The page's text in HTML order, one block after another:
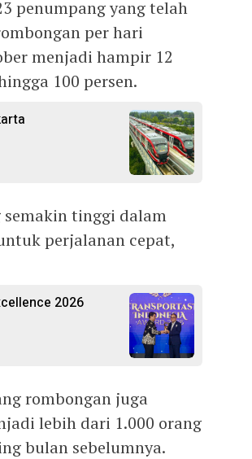
penumpang yang telah
per hari
menjadi hampir 12
100 persen.
semakin tinggi dalam
perjalanan cepat,
2026
rombongan juga
lebih dari 1.000 orang
bulan sebelumnya.